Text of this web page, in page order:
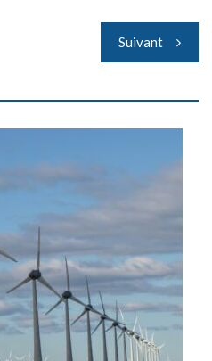
Suivant